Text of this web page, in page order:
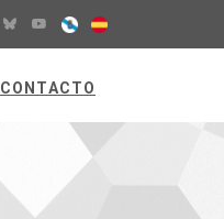
CONTACTO